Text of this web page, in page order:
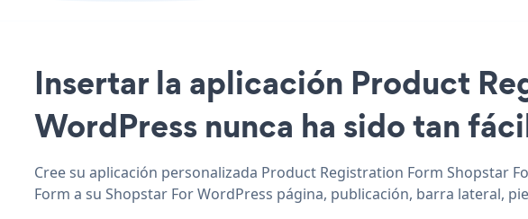
Insertar la aplicación Product
WordPress nunca ha sido tan
Cree su aplicación personalizada Product Registration Form Shopstar
Form a su Shopstar For WordPress página, publicación, barra lateral,